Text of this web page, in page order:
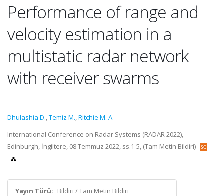
Performance of range and
velocity estimation in a
multistatic radar network
with receiver swarms
Dhulashia D.,Temiz M.,Ritchie M. A.
International Conference on Radar Systems (RADAR 2022),
Edinburgh, İngiltere, 08 Temmuz 2022, ss.1-5, (Tam Metin Bildiri)
Yayın Türü: Bildiri / Tam Metin Bildiri